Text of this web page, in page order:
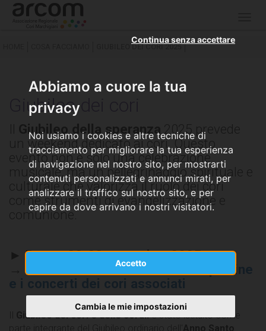
Abbiamo a cuore la tua
privacy
Noi usiamo i cookies e altre tecniche di
tracciamento per migliorare la tua esperienza
di navigazione nel nostro sito, per mostrarti
contenuti personalizzati e annunci mirati, per
analizzare il traffico sul nostro sito, e per
capire da dove arrivano i nostri visitatori.
Accetto
Continua senza accettare
Cambia le mie impostazioni
GIUBILEO DEI CORI 2025
Giubileo dei cori
Giubileo della speranza
2025 prevede
un weekend dedicato ai cori. Questo
evento non è solo una celebrazione
musicale, ma un pellegrinaggio spirituale e
culturale che valorizza il ruolo dei cori
come strumenti di evangelizzazione e
comunione.
► Roma, 22-23 novembre 2025
il calendario con le messe vespertine
e i concerti dei cori associati
Giubileo dei cori e delle coraliè stato istituito come